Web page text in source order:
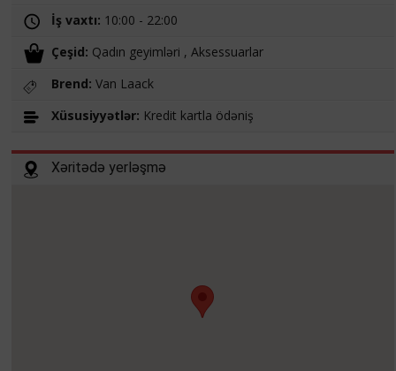
İş vaxtı: 10:00 - 22:00
Çeşid: Qadın geyimləri , Aksessuarlar
Brend: Van Laack
Xüsusiyyətlər: Kredit kartla ödəniş
Xəritədə yerləşmə